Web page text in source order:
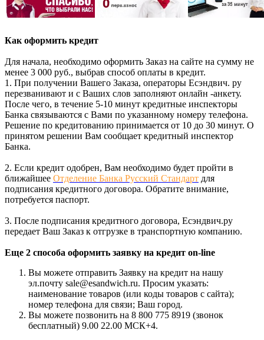
Как оформить кредит
Для начала, необходимо оформить Заказ на сайте на сумму не
менее 3 000 руб., выбрав способ оплаты в кредит.
1. При получении Вашего Заказа, операторы Есэндвич. ру
перезванивают и с Ваших слов заполняют онлайн -анкету.
После чего, в течение 5-10 минут кредитные инспекторы
Банка связываются с Вами по указанному номеру телефона.
Решение по кредитованию принимается от 10 до 30 минут. О
принятом решении Вам сообщает кредитный инспектор
Банка.
2. Если кредит одобрен, Вам необходимо будет пройти в
ближайшее Отделение Банка Русский Стандарт для
подписания кредитного договора. Обратите внимание,
потребуется паспорт.
3. После подписания кредитного договора, Есэндвич.ру
передает Ваш Заказ к отгрузке в транспортную компанию.
Еще 2 способа оформить заявку на кредит on-line
Вы можете отправить Заявку на кредит на нашу
эл.почту sale@esandwich.ru. Просим указать:
наименование товаров (или коды товаров с сайта);
номер телефона для связи; Ваш город.
Вы можете позвонить на 8 800 775 8919 (звонок
бесплатный) 9.00 22.00 МСК+4.